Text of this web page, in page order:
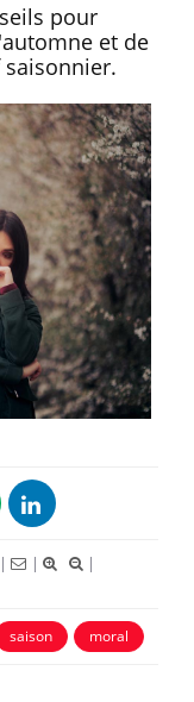
pour
et de
| |
|
saison moral